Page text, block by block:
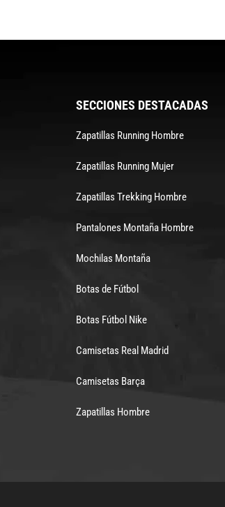
SECCIONES DESTACADAS
Zapatillas Running Hombre
Zapatillas Running Mujer
Zapatillas Trekking Hombre
Pantalones Montaña Hombre
Mochilas Montaña
Botas de Fútbol
Botas Fútbol Nike
Camisetas Real Madrid
Camisetas Barça
Zapatillas Hombre